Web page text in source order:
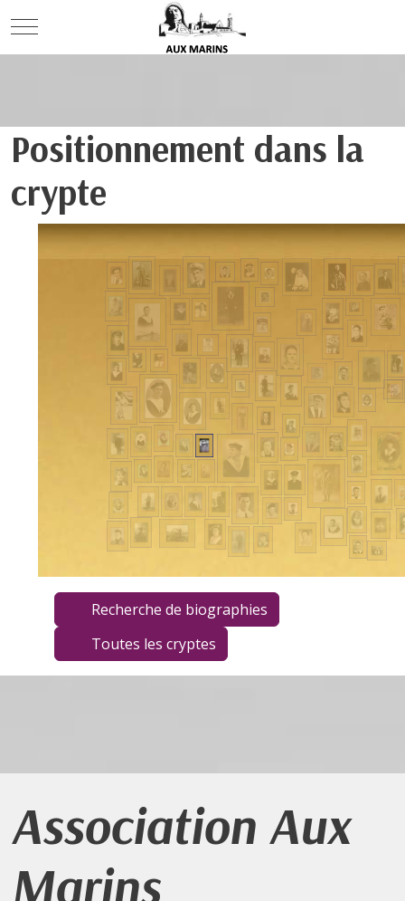
Mobile Menu Toggle
Positionnement dans la
crypte
Recherche de biographies
Toutes les cryptes
Association Aux
Marins